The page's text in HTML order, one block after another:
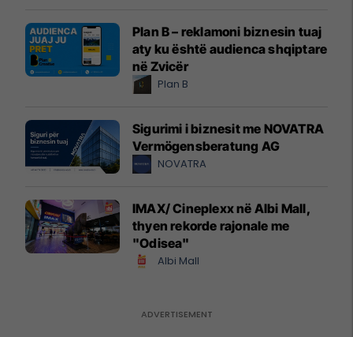
Plan B – reklamoni biznesin tuaj
aty ku është audienca shqiptare
në Zvicër
Plan B
Sigurimi i biznesit me NOVATRA
Vermögensberatung AG
NOVATRA
IMAX/ Cineplexx në Albi Mall,
thyen rekorde rajonale me
"Odisea"
Albi Mall